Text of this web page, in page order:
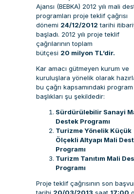
Ajansı (BEBKA) 2012 yılı mali
programları proje teklif çağrısı
dönemi 24/12/2012 tarihi
başladı. 2012 yılı proje teklif
çağrılarının toplam
bütçesi 20 milyon TL’dir.
Kar amacı gütmeyen kurum ve
kuruluşlara yönelik olarak
bu çağrı kapsamındaki program
başlıkları şu şekildedir:
Sürdürülebilir Sanayi
Destek Programı
Turizme Yönelik Küçük
Ölçekli Altyapı Mali
Programı
Turizm Tanıtım Mali
Programı
Proje teklif çağrısının son